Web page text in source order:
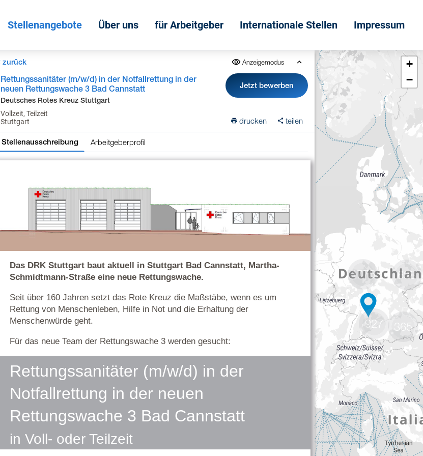
Stellenangebote Über uns für Arbeitgeber Internationale Stellen Impressum
zurück Anzeigemodus
Rettungssanitäter (m/w/d) in der Notfallrettung in der
neuen Rettungswache 3 Bad Cannstatt
Deutsches Rotes Kreuz Stuttgart
Vollzeit, Teilzeit
Stuttgart
Jetzt bewerben
drucken teilen
Stellenausschreibung Arbeitgeberprofil
1775
927
638
365
+
−